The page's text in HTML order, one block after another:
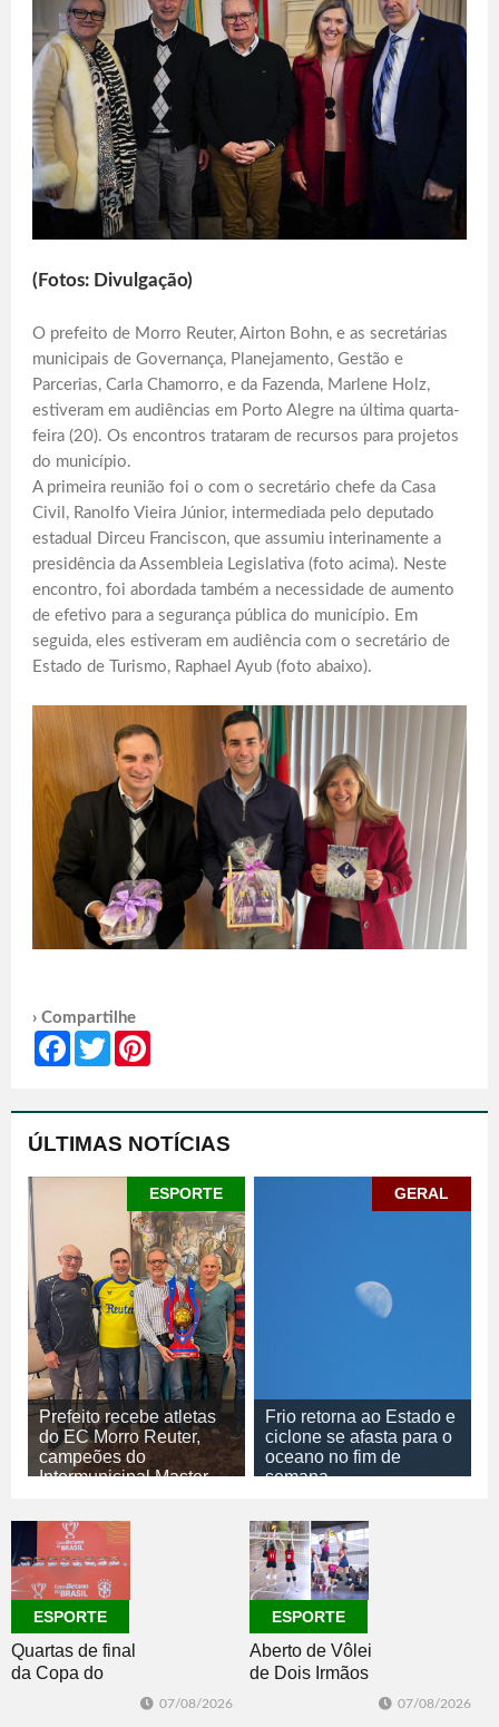
(Fotos: Divulgação)
O prefeito de Morro Reuter, Airton Bohn, e as secretárias
municipais de Governança, Planejamento, Gestão e
Parcerias, Carla Chamorro, e da Fazenda, Marlene Holz,
estiveram em audiências em Porto Alegre na última quarta-
feira (20). Os encontros trataram de recursos para projetos
do município.
A primeira reunião foi o com o secretário chefe da Casa
Civil, Ranolfo Vieira Júnior, intermediada pelo deputado
estadual Dirceu Franciscon, que assumiu interinamente a
presidência da Assembleia Legislativa (foto acima). Neste
encontro, foi abordada também a necessidade de aumento
de efetivo para a segurança pública do município. Em
seguida, eles estiveram em audiência com o secretário de
Estado de Turismo, Raphael Ayub (foto abaixo).
› Compartilhe
FacebookTwitter
ÚLTIMAS NOTÍCIAS
ESPORTE
Prefeito recebe atletas
do EC Morro Reuter,
campeões do
Intermunicipal Master
07/08/2026
ESPORTE
GERAL
Frio retorna ao Estado e
ciclone se afasta para o
oceano no fim de
semana
ESPORTE
Quartas de final
da Copa do
Brasil 2026: veja
07/08/2026
ESPORTE
Aberto de Vôlei
de Dois Irmãos
07/08/2026